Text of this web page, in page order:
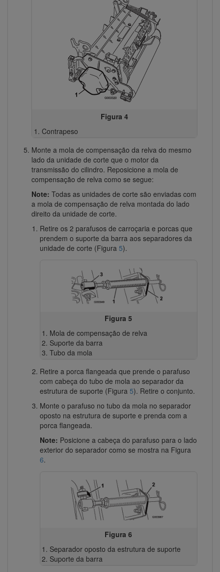
Figura 4
Contrapeso
Monte a mola de compensação da relva do mesmo
lado da unidade de corte que o motor da
transmissão do cilindro. Reposicione a mola de
compensação de relva como se segue:
Note: Todas as unidades de corte são enviadas com
a mola de compensação de relva montada do lado
direito da unidade de corte.
Retire os 2 parafusos de carroçaria e porcas que
prendem o suporte da barra aos separadores da
unidade de corte (Figura 5).
Figura 5
Mola de compensação de relva
Suporte da barra
Tubo da mola
Retire a porca flangeada que prende o parafuso
com cabeça do tubo de mola ao separador da
estrutura de suporte (Figura 5). Retire o conjunto.
Monte o parafuso no tubo da mola no separador
oposto na estrutura de suporte e prenda com a
porca flangeada.
Note: Posicione a cabeça do parafuso para o lado
exterior do separador como se mostra na Figura
6.
Figura 6
Separador oposto da estrutura de suporte
Suporte da barra